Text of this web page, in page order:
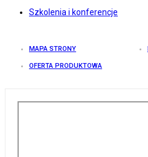
Szkolenia i konferencje
MAPA STRONY
OFERTA PRODUKTOWA